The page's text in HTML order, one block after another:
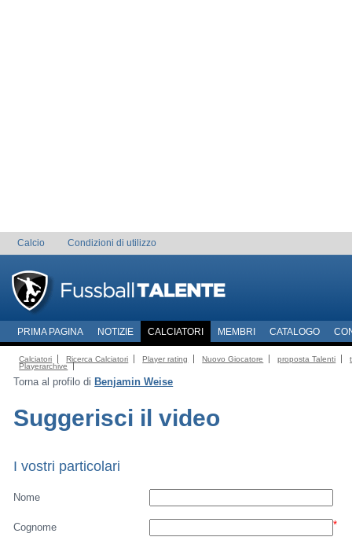
Calcio Condizioni di utilizzo
PRIMA PAGINA NOTIZIE CALCIATORI MEMBRI CATALOGO
Calciatori Ricerca Calciatori Player rating Nuovo Giocatore proposta Talenti
Playerarchive
Torna al profilo di Benjamin Weise
Suggerisci il video
I vostri particolari
Nome
Cognome *